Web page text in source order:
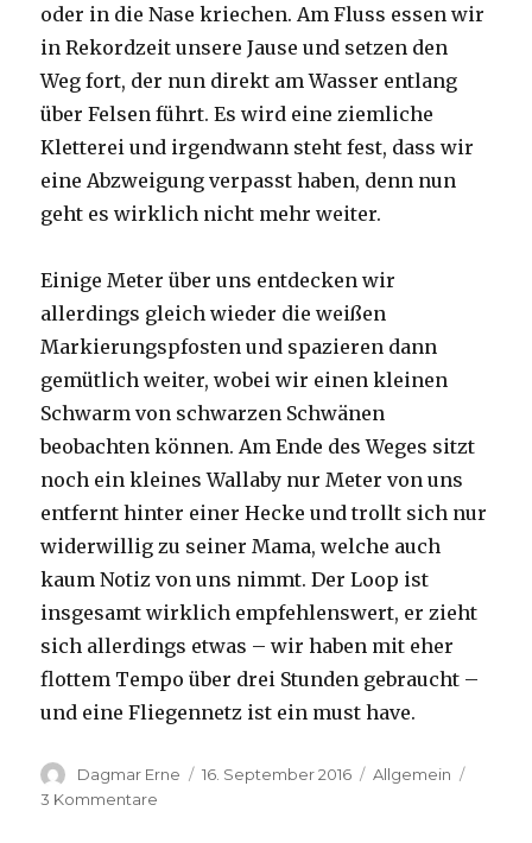
oder in die Nase kriechen. Am Fluss essen wir
in Rekordzeit unsere Jause und setzen den
Weg fort, der nun direkt am Wasser entlang
über Felsen führt. Es wird eine ziemliche
Kletterei und irgendwann steht fest, dass wir
eine Abzweigung verpasst haben, denn nun
geht es wirklich nicht mehr weiter.
Einige Meter über uns entdecken wir
allerdings gleich wieder die weißen
Markierungspfosten und spazieren dann
gemütlich weiter, wobei wir einen kleinen
Schwarm von schwarzen Schwänen
beobachten können. Am Ende des Weges sitzt
noch ein kleines Wallaby nur Meter von uns
entfernt hinter einer Hecke und trollt sich nur
widerwillig zu seiner Mama, welche auch
kaum Notiz von uns nimmt. Der Loop ist
insgesamt wirklich empfehlenswert, er zieht
sich allerdings etwas – wir haben mit eher
flottem Tempo über drei Stunden gebraucht –
und eine Fliegennetz ist ein must have.
Autor
Dagmar Erne
Veröffentlicht
16. September 2016 Kategorien
Allgemein
3 Kommentare